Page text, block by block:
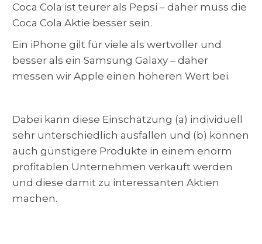
Coca Cola ist teurer als Pepsi – daher muss die
Coca Cola Aktie besser sein.
Ein iPhone gilt für viele als wertvoller und
besser als ein Samsung Galaxy – daher
messen wir Apple einen höheren Wert bei.
Dabei kann diese Einschätzung (a) individuell
sehr unterschiedlich ausfallen und (b) können
auch günstigere Produkte in einem enorm
profitablen Unternehmen verkauft werden
und diese damit zu interessanten Aktien
machen.